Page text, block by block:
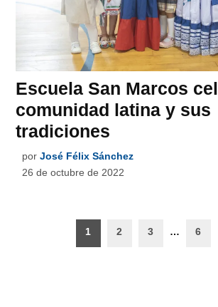
Escuela San Marcos
comunidad latina y sus
tradiciones
por José Félix Sánchez
26 de octubre de 2022
Paginación
1 2 3 … 6